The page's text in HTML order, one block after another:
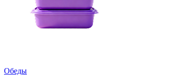
Обеды